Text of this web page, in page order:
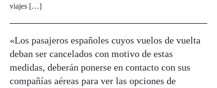
viajes […]
«Los pasajeros españoles cuyos vuelos de vuelta
deban ser cancelados con motivo de estas
medidas, deberán ponerse en contacto con sus
compañías aéreas para ver las opciones de